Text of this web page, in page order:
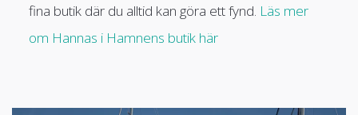
fina butik där du alltid kan göra ett fynd. Läs mer
om Hannas i Hamnens butik här